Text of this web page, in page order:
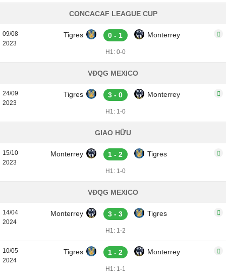
CONCACAF LEAGUE CUP
09/08
2023
Tigres 0 - 1 Monterrey
H1: 0-0
VĐQG MEXICO
24/09
2023
Tigres 3 - 0 Monterrey
H1: 1-0
GIAO HỮU
15/10
2023
Monterrey 1 - 2 Tigres
H1: 1-0
VĐQG MEXICO
14/04
2024
Monterrey 3 - 3 Tigres
H1: 1-2
10/05
2024
Tigres 1 - 2 Monterrey
H1: 1-1